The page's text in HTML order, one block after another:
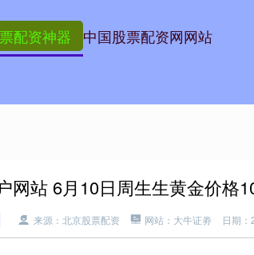
配资神器 中国股票配资网网站
网站 6月10日周生生黄金价格
来源：北京股票配资 网站：大牛证劵 日期